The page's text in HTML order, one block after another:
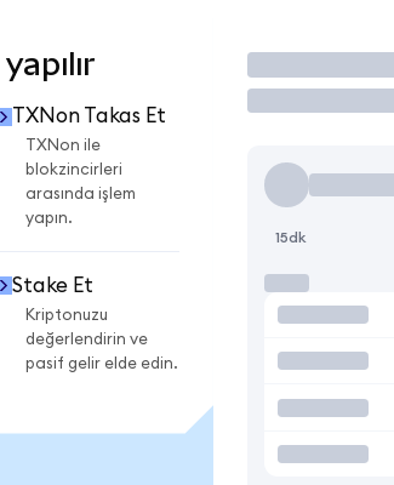
TXNon Takas Et
TXNon ile
blokzincirleri
arasında işlem
yapın.
Stake Et
Kriptonuzu
değerlendirin ve
pasif gelir elde edin.
İşlem Yap
15dk